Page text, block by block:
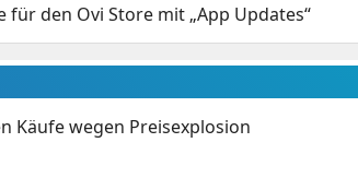
für den Ovi Store mit „App Updates“
Käufe wegen Preisexplosion